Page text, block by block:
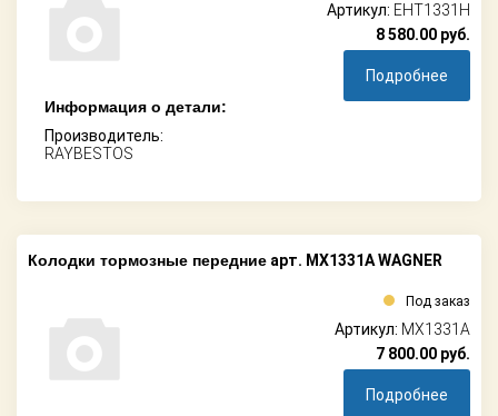
Информация о детали:
Производитель:
RAYBESTOS
Артикул: EHT1331H
8 580.00 руб.
Подробнее
Колодки тормозные передние арт. MX1331A WAGNER
Под заказ
Артикул: MX1331A
7 800.00 руб.
Подробнее